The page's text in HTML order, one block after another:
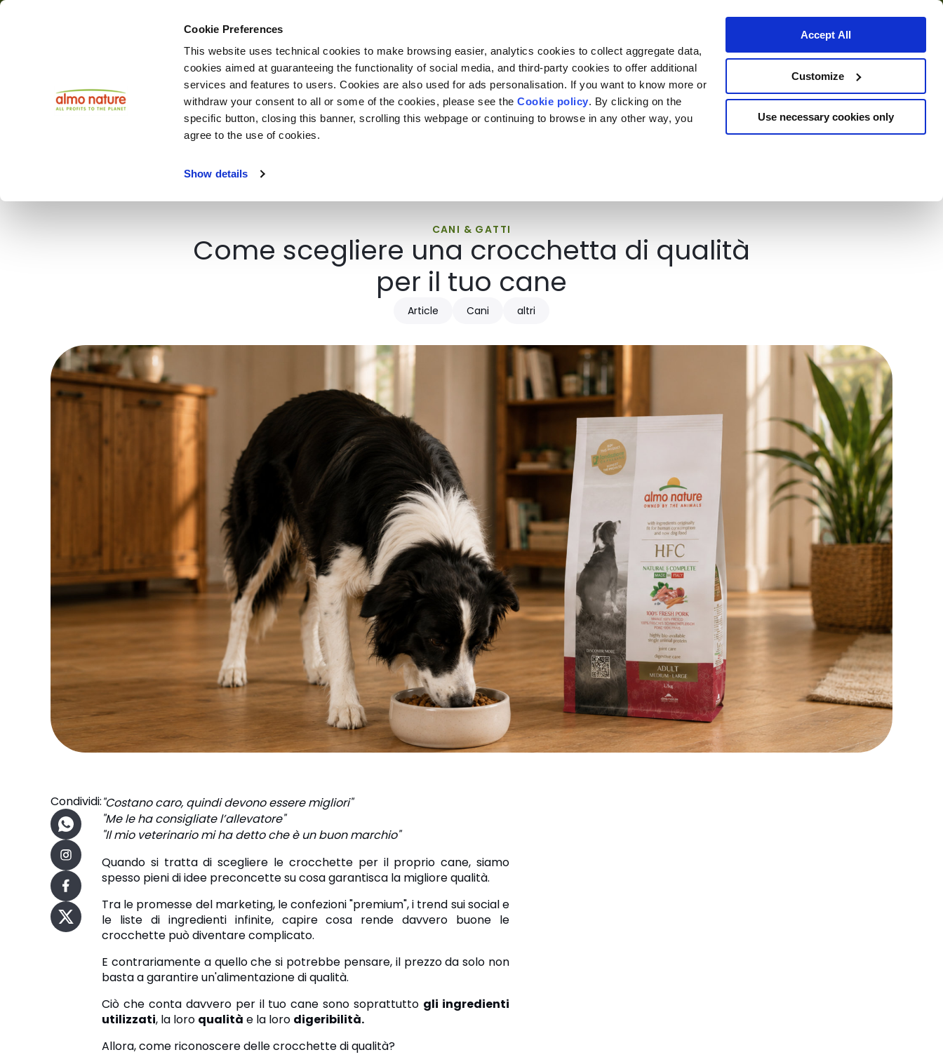
Cookie Preferences
This website uses technical cookies to make browsing easier, analytics cookies to collect aggregate data,
cookies aimed at guaranteeing the functionality of social media, and third-party cookies to offer additional
services and features to users. Cookies are also used for ads personalisation. If you want to know more or
withdraw your consent to all or some of the cookies, please see theCookie policy. By clicking on the
specific button, closing this banner, scrolling this webpage or continuing to browse in any other way, you
agree to the use of cookies.
Show details
Accept All
Customize
Use necessary cookies only
Attualità Archivio Nature Has No Borders Stop Legge Caccia Unisciti a noi
Choose another country or region to see content specific to your location.
CANI & GATTI
Come scegliere una crocchetta di qualità
per il tuo cane
Article Cani altri
Condividi:"Costano caro, quindi devono essere migliori"
"Me le ha consigliate l’allevatore"
"Il mio veterinario mi ha detto che è un buon marchio"
Quando si tratta di scegliere le crocchette per il proprio cane, siamo
spesso pieni di idee preconcette su cosa garantisca la migliore qualità.
Tra le promesse del marketing, le confezioni "premium", i trend sui social e
le liste di ingredienti infinite, capire cosa rende davvero buone le
crocchette può diventare complicato.
E contrariamente a quello che si potrebbe pensare, il prezzo da solo non
basta a garantire un'alimentazione di qualità.
Ciò che conta davvero per il tuo cane sono soprattutto gli ingredienti
utilizzati, la loro qualità e la loro digeribilità.
Allora, come riconoscere delle crocchette di qualità?